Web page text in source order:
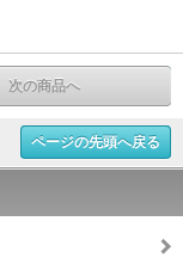
次の商品へ
ページの先頭へ戻る